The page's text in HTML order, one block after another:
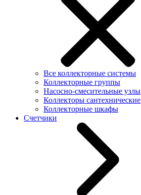
Все коллекторные системы
Коллекторные группы
Насосно-смесительные узлы
Коллекторы сантехнические
Коллекторные шкафы
Счетчики